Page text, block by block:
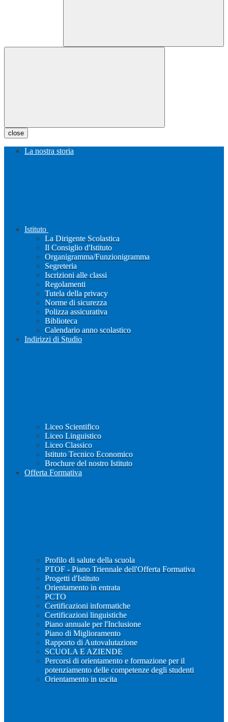
close
La nostra storia
Istituto
La Dirigente Scolastica
Il Consiglio d'Istituto
Organigramma/Funzionigramma
Segreteria
Iscrizioni alle classi
Regolamenti
Tutela della privacy
Norme di sicurezza
Polizza assicurativa
Biblioteca
Calendario anno scolastico
Indirizzi di Studio
Liceo Scientifico
Liceo Linguistico
Liceo Classico
Istituto Tecnico Economico
Brochure del nostro Istituto
Offerta Formativa
Profilo di salute della scuola
PTOF - Piano Triennale dell'Offerta Formativa
Progetti d'Istituto
Orientamento in entrata
PCTO
Certificazioni informatiche
Certificazioni linguistiche
Piano annuale per l'Inclusione
Piano di Miglioramento
Rapporto di Autovalutazione
SCUOLA E AZIENDE
Percorsi di orientamento e formazione per il
potenziamento delle competenze degli studenti
Orientamento in uscita